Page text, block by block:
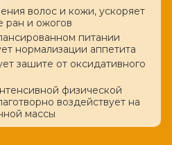
волос и кожи, ускоряет
ран и ожогов
питании
нормализации аппетита
зашите от оксидативного
физической
воздействует на
массы